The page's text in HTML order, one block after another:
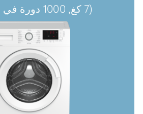
(7 كغ, 1000 دورة في الدقيقة)